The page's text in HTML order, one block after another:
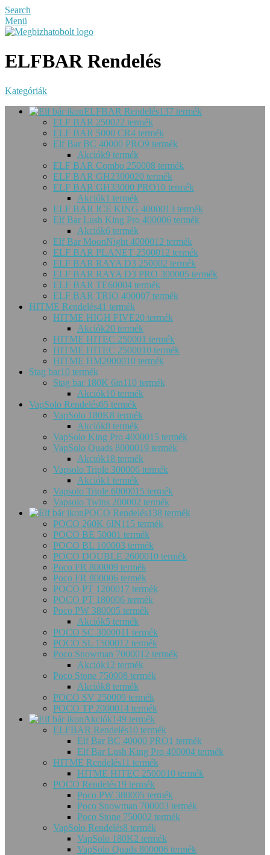
Search
Menü
ELFBAR Rendelés
Kategóriák
ELFBAR Rendelés137 termék
ELF BAR 250022 termék
ELF BAR 5000 CR4 termék
Elf Bar BC 40000 PRO9 termék
Akciók9 termék
ELF BAR Combo 250008 termék
ELF BAR GH2300020 termék
ELF BAR GH33000 PRO10 termék
Akciók1 termék
ELF BAR ICE KING 4000013 termék
Elf Bar Lush King Pro 400006 termék
Akciók6 termék
Elf Bar MoonNight 4000012 termék
ELF BAR PLANET 2500012 termék
ELF BAR RAYA D3 250002 termék
ELF BAR RAYA D3 PRO 300005 termék
ELF BAR TE60004 termék
ELF BAR TRIO 400007 termék
HITME Rendelés41 termék
HITME HIGH FIVE20 termék
Akciók20 termék
HITME HITEC 250001 termék
HITME HITEC 2500010 termék
HITME HM2000010 termék
Stag bar10 termék
Stag bar 180K 6in110 termék
Akciók10 termék
VapSolo Rendelés65 termék
VapSolo 180K8 termék
Akciók8 termék
VapSolo King Pro 4000015 termék
VapSolo Quads 8000019 termék
Akciók18 termék
Vapsolo Triple 300006 termék
Akciók1 termék
Vapsolo Triple 6000015 termék
Vapsolo Twins 200002 termék
POCO Rendelés138 termék
POCO 260K 6IN115 termék
POCO BE 50001 termék
POCO BL 100003 termék
POCO DOUBLE 2600010 termék
Poco FR 800009 termék
Poco FR 800006 termék
POCO PT 1200017 termék
POCO PT 180006 termék
Poco PW 380005 termék
Akciók5 termék
POCO SC 3000011 termék
POCO SL 1500012 termék
Poco Snowman 7000012 termék
Akciók12 termék
Poco Stone 750008 termék
Akciók8 termék
POCO SV 250009 termék
POCO TP 2000014 termék
Akciók149 termék
ELFBAR Rendelés10 termék
Elf Bar BC 40000 PRO1 termék
Elf Bar Lush King Pro 400004 termék
HITME Rendelés11 termék
HITME HITEC 2500010 termék
POCO Rendelés19 termék
Poco PW 380005 termék
Poco Snowman 700003 termék
Poco Stone 750002 termék
VapSolo Rendelés8 termék
VapSolo 180K2 termék
VapSolo Quads 800006 termék